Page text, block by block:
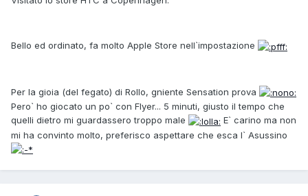
Bello ed ordinato, fa molto Apple Store nell`impostazione
Per la gioia (del fegato) di Rollo, gniente Sensation prova
Pero` ho giocato un po` con Flyer... 5 minuti, giusto il tempo che
quelli dietro mi guardassero troppo male
E` carino ma non
mi ha convinto molto, preferisco aspettare che esca l` Asussino